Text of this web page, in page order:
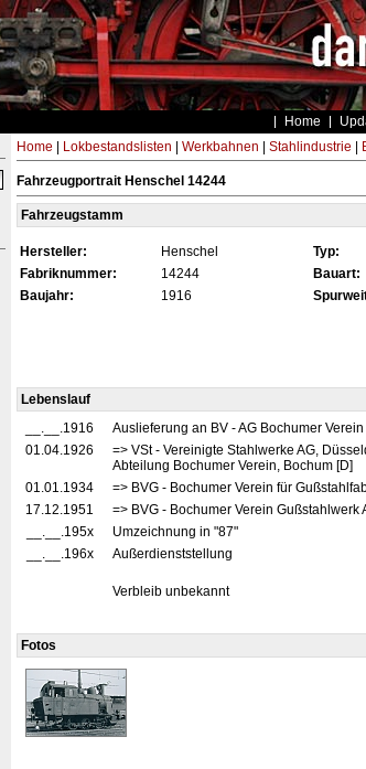
Home
Home Lokbestandslisten Werkbahnen Stahlindustrie
Fahrzeugportrait Henschel 14244
Fahrzeugstamm
Hersteller: Henschel Typ:
Fabriknummer:
14244 Bauart:
Baujahr:
1916
Lebenslauf
__.__.1916
Auslieferung an BV - AG Bochumer
01.04.1926
=> VSt - Vereinigte Stahlwerke AG,
Abteilung Bochumer Verein, Bochum [D]
01.01.1934
=> BVG - Bochumer Verein für
17.12.1951
=> BVG - Bochumer Verein Gußstahlwerk
__.__.195x
Umzeichnung in "87"
__.__.196x
Außerdienststellung
Verbleib unbekannt
Fotos